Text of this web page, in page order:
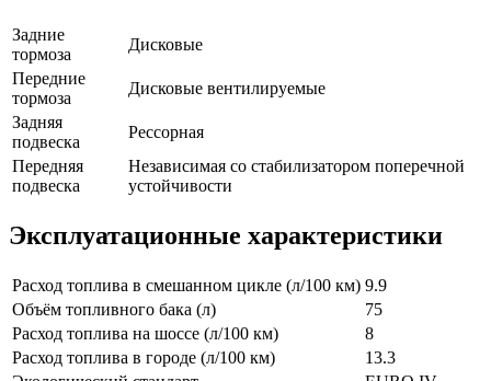
Задние
тормоза
Дисковые
Передние
тормоза
Дисковые вентилируемые
Задняя
подвеска
Рессорная
Передняя
подвеска
Независимая со стабилизатором поперечной
устойчивости
Эксплуатационные характеристики
Расход топлива в смешанном цикле (л/100 км) 9.9
Объём топливного бака (л)
75
Расход топлива на шоссе (л/100 км)
8
Расход топлива в городе (л/100 км)
13.3